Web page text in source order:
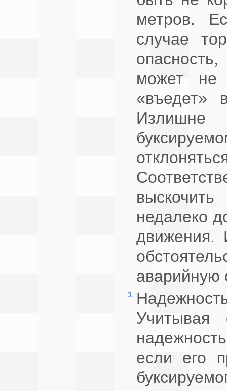
метров.
случае
может не
недалеко
движения.
аварийную
3.
Учитывая
если его